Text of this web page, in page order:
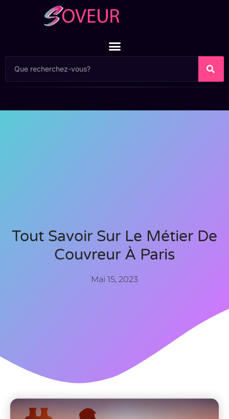
Tout Savoir Sur Le Métier De
Couvreur À Paris
Mai 15, 2023